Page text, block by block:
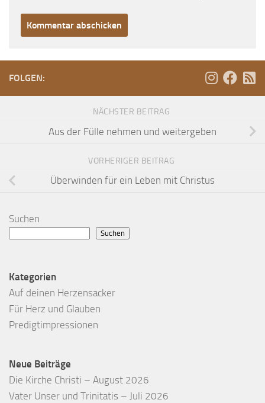
FOLGEN:
NÄCHSTER BEITRAG
Aus der Fülle nehmen und weitergeben
VORHERIGER BEITRAG
Überwinden für ein Leben mit Christus
Suchen
Suchen
Kategorien
Auf deinen Herzensacker
Für Herz und Glauben
Predigtimpressionen
Neue Beiträge
Die Kirche Christi – August 2026
Vater Unser und Trinitatis – Juli 2026